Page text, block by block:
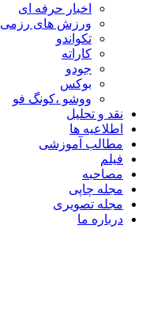
اخبار حرفه ای
ورزش های رزمی
تکواندو
کاراته
جودو
بوکس
ووشو ،کونگ فو
نقد و تحلیل
اطلاعیه ها
مطالب آموزشی
فیلم
مصاحبه
مجله چاپی
مجله تصویری
درباره ما